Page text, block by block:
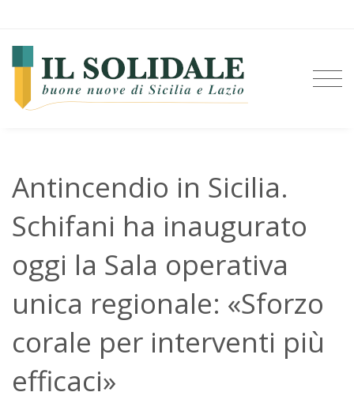
Antincendio in Sicilia.
Schifani ha inaugurato
oggi la Sala operativa
unica regionale: «Sforzo
corale per interventi più
efficaci»